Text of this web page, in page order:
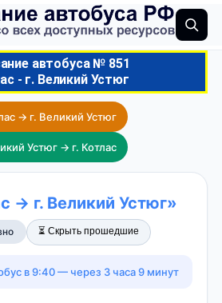
автобуса № 851
- г. Великий Устюг
→ г. Великий Устюг
Устюг → г. Котлас
→ г. Великий Устюг»
⏳ Скрыть прошедшие
в 9:40 — через 3 часа 9 минут